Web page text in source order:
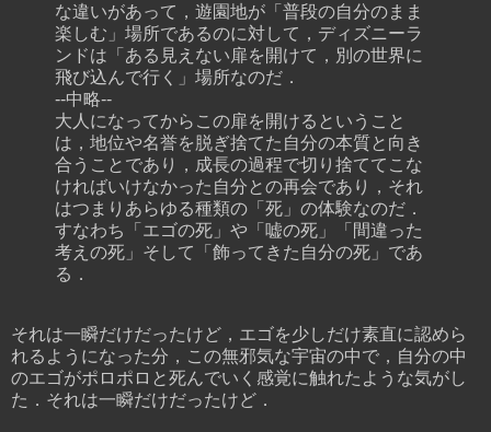
な違いがあって，遊園地が「普段の自分のまま
楽しむ」場所であるのに対して，ディズニーラ
ンドは「ある見えない扉を開けて，別の世界に
飛び込んで行く」場所なのだ．
--中略--
大人になってからこの扉を開けるということ
は，地位や名誉を脱ぎ捨てた自分の本質と向き
合うことであり，成長の過程で切り捨ててこな
ければいけなかった自分との再会であり，それ
はつまりあらゆる種類の「死」の体験なのだ．
すなわち「エゴの死」や「嘘の死」「間違った
考えの死」そして「飾ってきた自分の死」であ
る．
それは一瞬だけだったけど，エゴを少しだけ素直に認めら
れるようになった分，この無邪気な宇宙の中で，自分の中
のエゴがポロポロと死んでいく感覚に触れたような気がし
た．それは一瞬だけだったけど．